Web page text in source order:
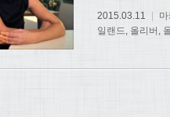
2015.03.11
일랜드, 올리버 ,